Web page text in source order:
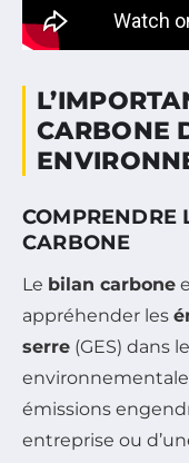
CARBONE
COMPRENDRE
CARBONE
Le bilan carbone
appréhender les
serre (GES) dans
émissions
entreprise ou